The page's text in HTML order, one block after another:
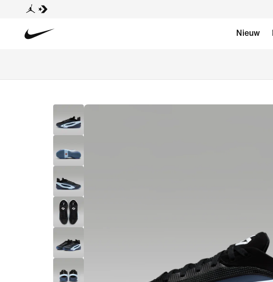
Nieuw